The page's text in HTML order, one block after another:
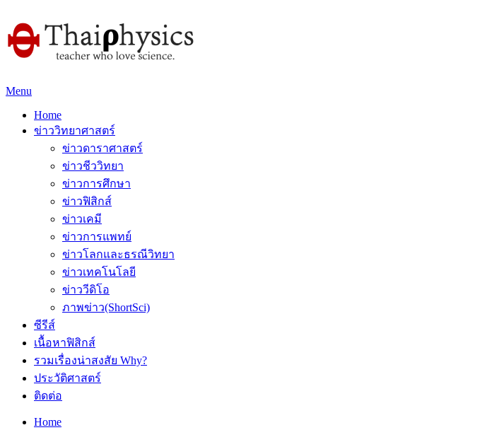
Menu
Home
ข่าววิทยาศาสตร์
ข่าวดาราศาสตร์
ข่าวชีววิทยา
ข่าวการศึกษา
ข่าวฟิสิกส์
ข่าวเคมี
ข่าวการแพทย์
ข่าวโลกและธรณีวิทยา
ข่าวเทคโนโลยี
ข่าววีดิโอ
ภาพข่าว(ShortSci)
ซีรีส์
เนื้อหาฟิสิกส์
รวมเรื่องน่าสงสัย Why?
ประวัติศาสตร์
ติดต่อ
Home